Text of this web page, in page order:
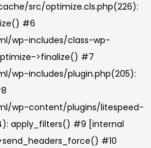
src/optimize.cls.php(226):
#6
wp-includes/class-wp-
>finalize() #7
wp-includes/plugin.php(205):
wp-content/plugins/litespeed-
apply_filters() #9 [internal
#10